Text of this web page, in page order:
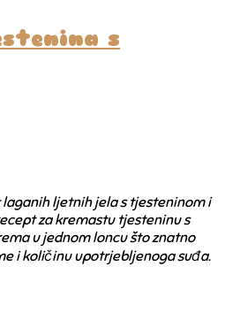
s
laganih ljetnih jela s tjesteninom i
za kremastu tjesteninu s
u jednom loncu što znatno
i količinu upotrjebljenoga suđa.